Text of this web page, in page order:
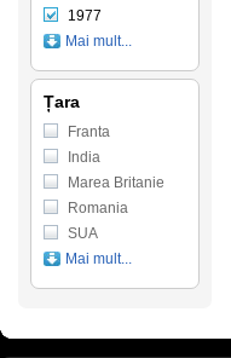
1977
Mai mult...
Țara
Franta
India
Marea Britanie
Romania
SUA
Mai mult...